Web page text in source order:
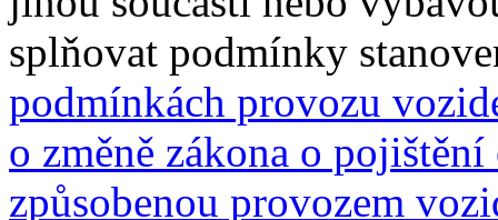
splňovat podmínky
podmínkách provozu
o změně zákona o
způsobenou provozem